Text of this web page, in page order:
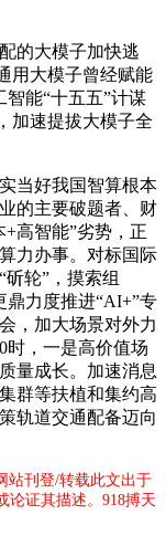
的大模子加快逃
用大模子曾经赋能
能“十五五”计谋
加速提拔大模子全
当好我国智算根本
的主要破题者、财
高智能”劣势，正
力办事。对标国际
轮”，摸索组
鼎力度推进“AI+”专
，加大场景对外力
时，一是高价值场
量成长。加速消息
群等扶植和集约高
轨道交通配备迈向
站刊登/转载此文出于
论证其描述。918搏天